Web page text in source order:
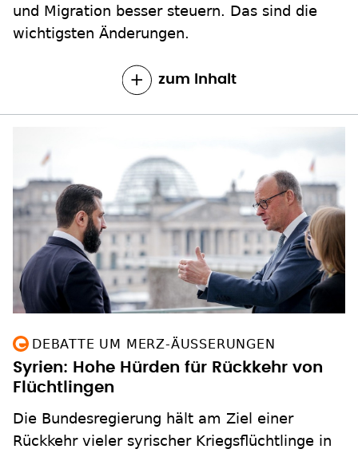
und Migration besser steuern. Das sind die
wichtigsten Änderungen.
zum Inhalt
DEBATTE UM MERZ-ÄUSSERUNGEN
Syrien: Hohe Hürden für Rückkehr von
Flüchtlingen
Die Bundesregierung hält am Ziel einer
Rückkehr vieler syrischer Kriegsflüchtlinge in